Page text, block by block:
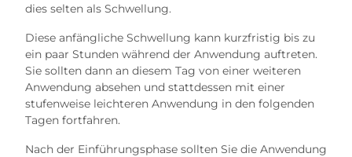
dies selten als Schwellung.
Diese anfängliche Schwellung kann kurzfristig bis zu
ein paar Stunden während der Anwendung auftreten.
Sie sollten dann an diesem Tag von einer weiteren
Anwendung absehen und stattdessen mit einer
stufenweise leichteren Anwendung in den folgenden
Tagen fortfahren.
Nach der Einführungsphase sollten Sie die Anwendung